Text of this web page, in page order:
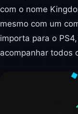
com o nome
mesmo com um
importa para o
acompanhar todos